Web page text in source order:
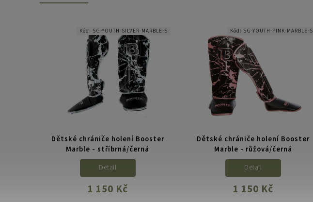
Dětské chrániče holení Booster
Marble - stříbrná/černá
1 150 Kč
Detail
Kód: SG-YOUTH-SILVER-MARBLE-S
Dětské chrániče holení Booster
Marble - růžová/černá
1 150 Kč
Detail
Kód: SG-YOUTH-PINK-MARBLE-S